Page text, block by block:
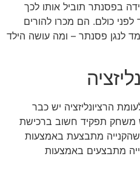
בפסנתר תוביל אותו לכך
כולם. הם מכרו להורים
לנגן פסנתר – ומה עושה הילד
הרציונליזציה יש כבר
משחק תפקיד חשוב ברכישת
שהקנייה מתבצעת באמצעות
מתבצעים באמצעות